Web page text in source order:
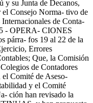
y su Junta de Decanos,
el Consejo Norma- tivo de
de Conta-
- OPERA- CIONES
párra- fos 19 al 22 de la
Errores
Que, la Comisión
de Contadores
el Comité de Aseso-
y el Comité
ción han revisado la